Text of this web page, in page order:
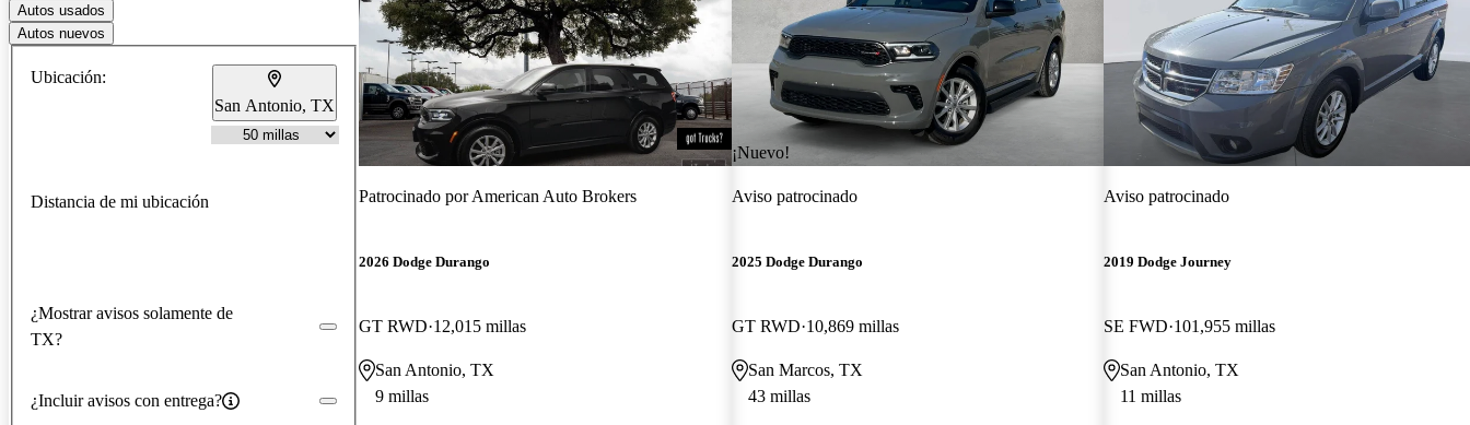
Autos usados
Autos nuevos
Ubicación:
San Antonio, TX
Distancia de mi ubicación
¿Mostrar avisos solamente de
TX?
¿Incluir avisos con entrega?
Patrocinado porAmerican Auto Brokers
2026 Dodge Durango
GT RWD 12,015 millas
San Antonio, TX
9 millas
¡Nuevo!
Aviso patrocinado
2025 Dodge Durango
GT RWD 10,869 millas
San Marcos, TX
43 millas
Aviso patrocinado
2019 Dodge Journey
SE FWD 101,955 millas
San Antonio, TX
11 millas